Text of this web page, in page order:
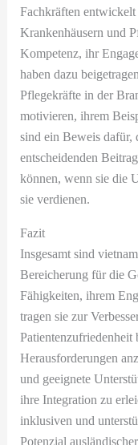
Fachkräften
Krankenhäusern und
Kompetenz, ihr
haben dazu
Pflegekräfte in der
motivieren, ihrem
sind ein Beweis dafür,
entscheidenden
können, wenn sie die
sie verdienen.
Fazit
Insgesamt sind
Bereicherung für die
Fähigkeiten, ihrem
tragen sie zur
Herausforderungen
und geeignete
ihre Integration zu
inklusiven und
Potenzial